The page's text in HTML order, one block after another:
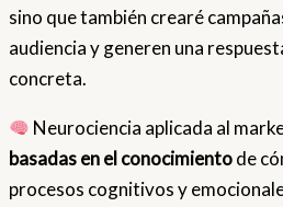
sino que también crearé
audiencia y generen una
concreta.
Neurociencia aplicada al
basadas en el conocimientode
procesos cognitivos y